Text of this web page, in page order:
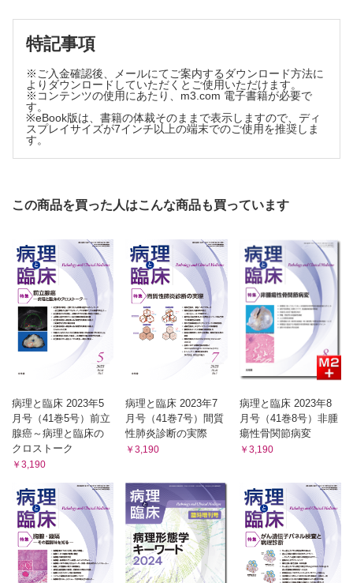
Answer 2：前田大地
・若手病理医のためのキャリアパス講座
［19］
病理医の徒然草……榎本 眞
・病理トレンド
医学を通じて学び方を楽しく学ぶ！おしゃべり病理医の
瀬 顕
特記事項
※ご入金確認後、メールにてご案内するダウンロード方法に
よりダウンロードしていただくとご使用いただけます。
※コンテンツの使用にあたり、m3.com 電子書籍が必要で
す。
※eBook版は、書籍の体裁そのままで表示しますので、ディ
スプレイサイズが7インチ以上の端末でのご使用を推奨しま
す。
この商品を買った人はこんな商品も買っています
病理と臨床 2023年5
月号（41巻5号）前立
腺癌～病理と臨床の
クロストーク
￥3,190
病理と臨床 2023年7
月号（41巻7号）間質
性肺炎診断の実際
￥3,190
病理と臨床 2023年8
月号（41巻8号）非腫
瘍性骨関節病変
￥3,190